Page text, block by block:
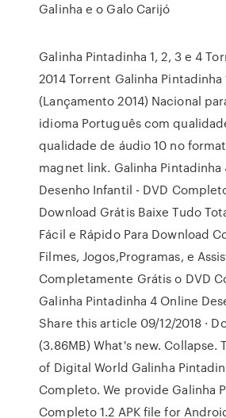
Galinha e o Galo Carijó
Galinha Pintadinha 1, 2, 3 e 4
2014 Torrent Galinha Pintadinha
(Lançamento 2014) Nacional
idioma Português com
qualidade de áudio 10 no
magnet link. Galinha Pintadinha
Desenho Infantil - DVD
Download Grátis Baixe Tudo
Fácil e Rápido Para Download
Filmes, Jogos,Programas, e
Completamente Grátis o DVD
Galinha Pintadinha 4 Online
Share this article 09/12/2018 ·
(3.86MB) What's new. Collapse.
of Digital World Galinha
Completo. We provide Galinha
Completo 1.2 APK file for